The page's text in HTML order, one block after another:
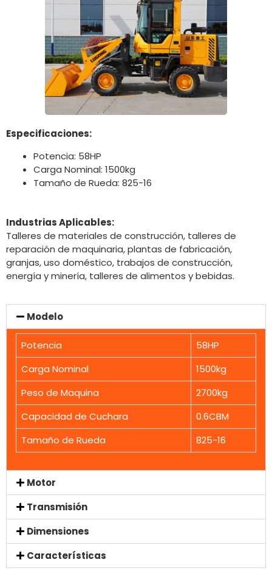
Especificaciones:
Potencia: 58HP
Carga Nominal: 1500kg
Tamaño de Rueda: 825-16
Industrias Aplicables:
Talleres de materiales de construcción, talleres de
reparación de maquinaria, plantas de fabricación,
granjas, uso doméstico, trabajos de construcción,
energía y minería, talleres de alimentos y bebidas.
Modelo
Potencia
58HP
Carga Nominal
1500kg
Peso de Maquina
2700kg
Capacidad de Cuchara
0.6CBM
Tamaño de Rueda
825-16
Motor
Transmisión
Dimensiones
Características